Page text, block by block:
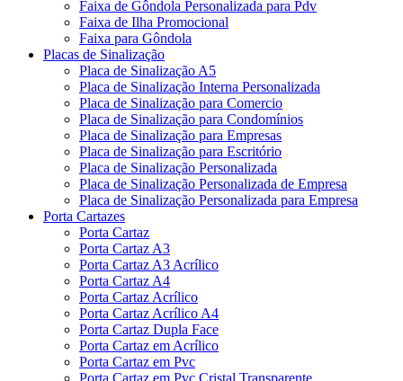
Faixa de Gôndola Personalizada para Pdv
Faixa de Ilha Promocional
Faixa para Gôndola
Placas de Sinalização
Placa de Sinalização A5
Placa de Sinalização Interna Personalizada
Placa de Sinalização para Comercio
Placa de Sinalização para Condomínios
Placa de Sinalização para Empresas
Placa de Sinalização para Escritório
Placa de Sinalização Personalizada
Placa de Sinalização Personalizada de Empresa
Placa de Sinalização Personalizada para Empresa
Porta Cartazes
Porta Cartaz
Porta Cartaz A3
Porta Cartaz A3 Acrílico
Porta Cartaz A4
Porta Cartaz Acrílico
Porta Cartaz Acrílico A4
Porta Cartaz Dupla Face
Porta Cartaz em Acrílico
Porta Cartaz em Pvc
Porta Cartaz em Pvc Cristal Transparente